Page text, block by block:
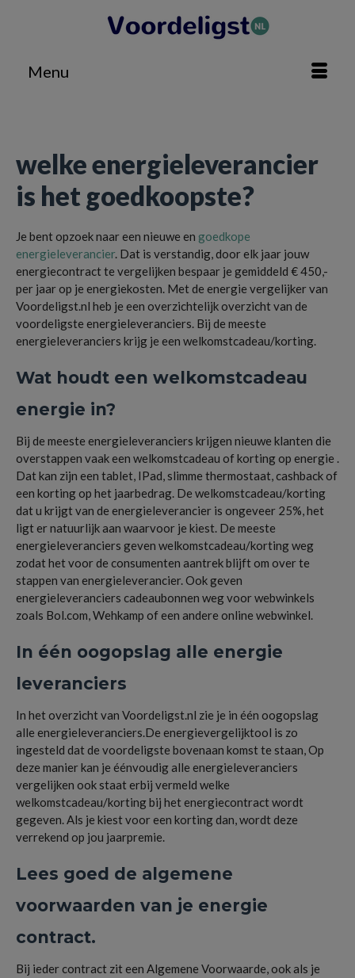
Menu
welke energieleverancier
is het goedkoopste?
Je bent opzoek naar een nieuwe en goedkope
energieleverancier. Dat is verstandig, door elk jaar jouw
energiecontract te vergelijken bespaar je gemiddeld € 450,-
per jaar op je energiekosten. Met de energie vergelijker van
Voordeligst.nl heb je een overzichtelijk overzicht van de
voordeligste energieleveranciers. Bij de meeste
energieleveranciers krijg je een welkomstcadeau/korting.
Wat houdt een welkomstcadeau
energie in?
Bij de meeste energieleveranciers krijgen nieuwe klanten die
overstappen vaak een welkomstcadeau of korting op energie .
Dat kan zijn een tablet, IPad, slimme thermostaat, cashback of
een korting op het jaarbedrag. De welkomstcadeau/korting
dat u krijgt van de energieleverancier is ongeveer 25%, het
ligt er natuurlijk aan waarvoor je kiest. De meeste
energieleveranciers geven welkomstcadeau/korting weg
zodat het voor de consumenten aantrek blijft om over te
stappen van energieleverancier. Ook geven
energieleveranciers cadeaubonnen weg voor webwinkels
zoals Bol.com, Wehkamp of een andere online webwinkel.
In één oogopslag alle energie
leveranciers
In het overzicht van Voordeligst.nl zie je in één oogopslag
alle energieleveranciers.De energievergelijktool is zo
ingesteld dat de voordeligste bovenaan komst te staan, Op
deze manier kan je éénvoudig alle energieleveranciers
vergelijken ook staat erbij vermeld welke
welkomstcadeau/korting bij het energiecontract wordt
gegeven. Als je kiest voor een korting dan, wordt deze
verrekend op jou jaarpremie.
Lees goed de algemene
voorwaarden van je energie
contract.
Bij ieder contract zit een Algemene Voorwaarde, ook als je